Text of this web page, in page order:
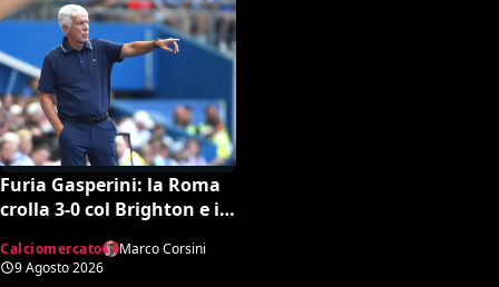
Furia Gasperini: la Roma
crolla 3-0 col Brighton e il
mercato
Calciomercato
Marco Corsini
9 Agosto 2026